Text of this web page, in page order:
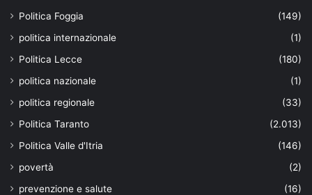
Politica Foggia
(149)
politica internazionale
(1)
Politica Lecce
(180)
politica nazionale
(1)
politica regionale
(33)
Politica Taranto
(2.013)
Politica Valle d'Itria
(146)
povertà
(2)
prevenzione e salute
(16)